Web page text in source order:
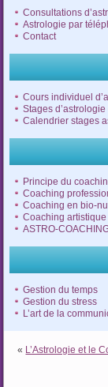
Consultations
Astrologie par
Contact
Cours individuel
Stages
Calendrier stages
Principe du
Coaching
Coaching en bio-
Coaching artistique
ASTRO-
Gestion du temps
Gestion du stress
L’art de la
« L’Astrologie et le